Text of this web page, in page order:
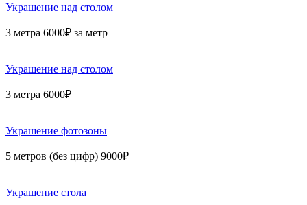
Украшение над столом
3 метра 6000₽ за метр
Украшение над столом
3 метра 6000₽
Украшение фотозоны
5 метров (без цифр) 9000₽
Украшение стола